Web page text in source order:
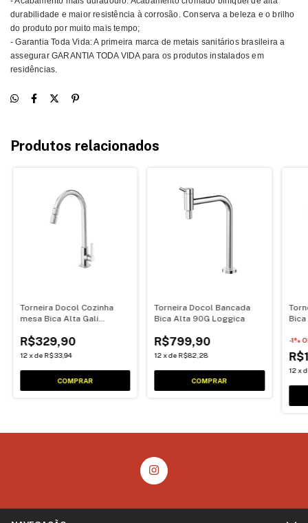
durabilidade e maior resistência à corrosão. Conserva a beleza e o brilho
do produto por muito mais tempo;
- Garantia Toda Vida: A primeira marca de metais sanitários brasileira a
assegurar GARANTIA TODA VIDA para os produtos instalados em
residências.
Produtos relacionados
Torneira Docol Cozinha
mesa Bica Alta Gali
R$329,90
12xdeR$33,94
Torneira Docol Bancada
Bica Alta 90G Loggica
R$799,90
12 xdeR$82,28
-1%
12x